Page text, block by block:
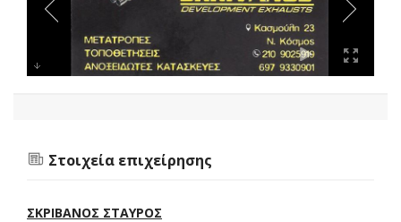
Στοιχεία επιχείρησης
ΣΚΡΙΒΑΝΟΣ ΣΤΑΥΡΟΣ